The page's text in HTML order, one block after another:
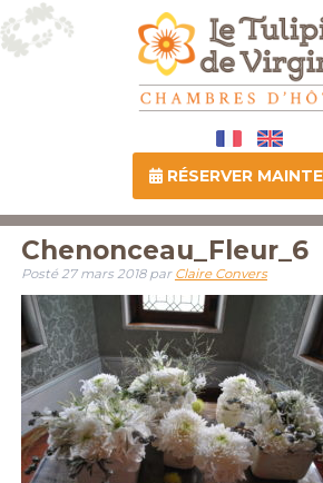
RÉSERVER
Chenonceau_Fleur_6
Posté 27 mars 2018 par Claire Convers